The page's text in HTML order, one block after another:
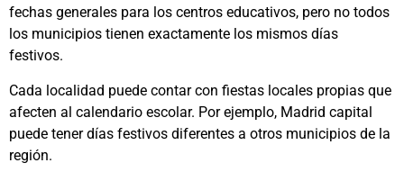
fechas generales para los centros educativos, pero no todos
los municipios tienen exactamente los mismos días
festivos.
Cada localidad puede contar con fiestas locales propias que
afecten al calendario escolar. Por ejemplo, Madrid capital
puede tener días festivos diferentes a otros municipios de la
región.